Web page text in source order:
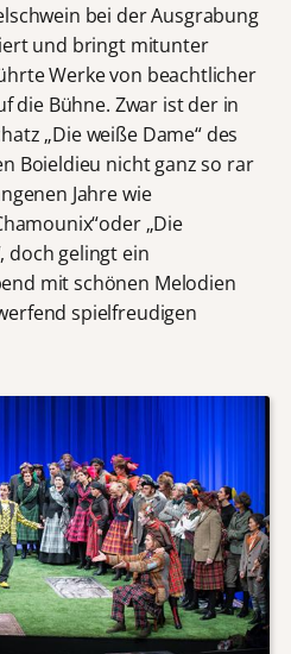
bei der Ausgrabung
und bringt mitunter
Werke von beachtlicher
die Bühne. Zwar ist der in
„Die weiße Dame“ des
Boieldieu nicht ganz so rar
Jahre wie
„Die
doch gelingt ein
mit schönen Melodien
spielfreudigen